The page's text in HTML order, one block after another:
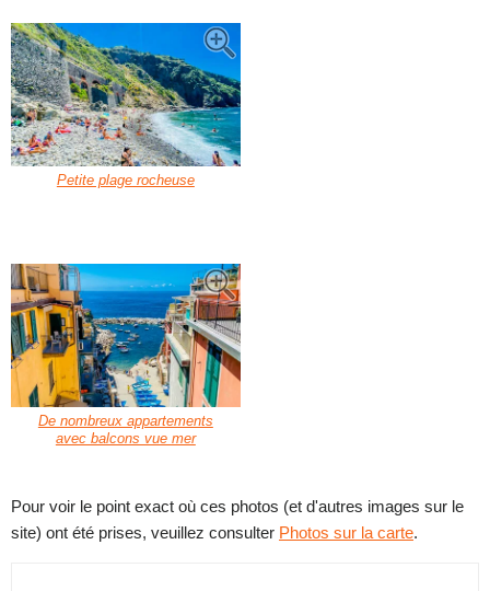
Petite plage rocheuse
De nombreux appartements
avec balcons vue mer
Pour voir le point exact où ces photos (et d'autres images sur le
site) ont été prises, veuillez consulter Photos sur la carte.